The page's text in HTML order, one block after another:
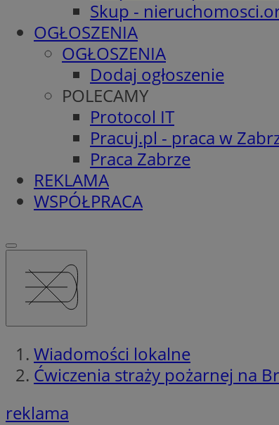
Skup -
OGŁOSZENIA
OGŁOSZENIA
Dodaj ogłoszenie
POLECAMY
Protocol IT
Pracuj.pl - praca w
Praca Zabrze
REKLAMA
WSPÓŁPRACA
Wiadomości lokalne
Ćwiczenia straży pożarnej na
reklama